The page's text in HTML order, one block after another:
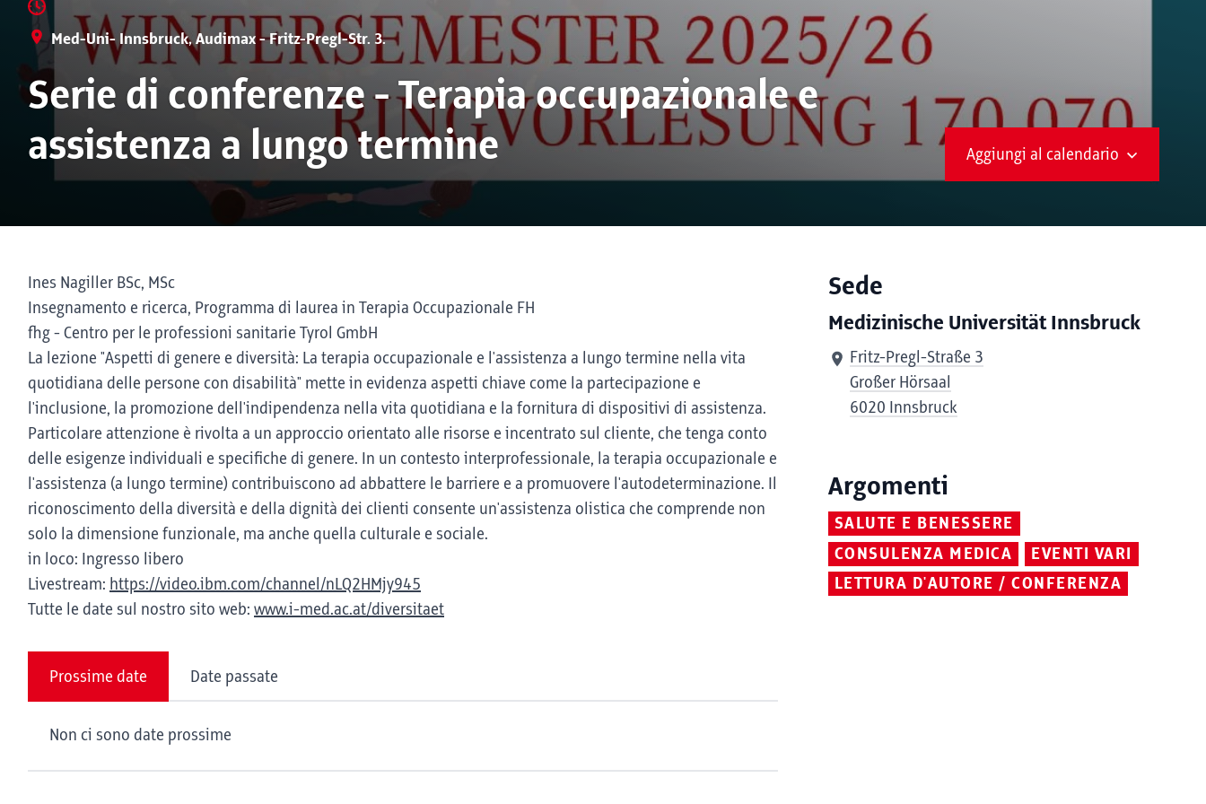
Med-Uni- Innsbruck, Audimax - Fritz-Pregl-Str. 3.
Serie di conferenze - Terapia occupazionale e
assistenza a lungo termine
Aggiungi al calendario
Ines Nagiller BSc, MSc
Insegnamento e ricerca, Programma di laurea in Terapia Occupazionale FH
fhg - Centro per le professioni sanitarie Tyrol GmbH
La lezione "Aspetti di genere e diversità: La terapia occupazionale e l'assistenza a lungo termine nella vita
quotidiana delle persone con disabilità" mette in evidenza aspetti chiave come la partecipazione e
l'inclusione, la promozione dell'indipendenza nella vita quotidiana e la fornitura di dispositivi di assistenza.
Particolare attenzione è rivolta a un approccio orientato alle risorse e incentrato sul cliente, che tenga conto
delle esigenze individuali e specifiche di genere. In un contesto interprofessionale, la terapia occupazionale e
l'assistenza (a lungo termine) contribuiscono ad abbattere le barriere e a promuovere l'autodeterminazione. Il
riconoscimento della diversità e della dignità dei clienti consente un'assistenza olistica che comprende non
solo la dimensione funzionale, ma anche quella culturale e sociale.
in loco: Ingresso libero
Livestream: https://video.ibm.com/channel/nLQ2HMjy945
Tutte le date sul nostro sito web: www.i-med.ac.at/diversitaet
Prossime date Date passate
Non ci sono date prossime
Sede
Medizinische Universität Innsbruck
Fritz-Pregl-Straße 3
Großer Hörsaal
6020 Innsbruck
Argomenti
SALUTE E BENESSERE
CONSULENZA MEDICA
EVENTI VARI
LETTURA D'AUTORE / CONFERENZA